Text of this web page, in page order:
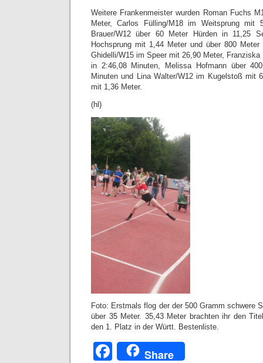
Weitere Frankenmeister wurden Roman Fuchs
Meter, Carlos Fülling/M18 im Weitsprung mit
Brauer/W12 über 60 Meter Hürden in 11,25
Hochsprung mit 1,44 Meter und über 800
Ghidelli/W15 im Speer mit 26,90 Meter, Franziska
in 2:46,08 Minuten, Melissa Hofmann über
Minuten und Lina Walter/W12 im Kugelstoß mit
mit 1,36 Meter.
(hl)
Foto: Erstmals flog der der 500 Gramm schwere
über 35 Meter. 35,43 Meter brachten ihr den
den 1. Platz in der Württ. Bestenliste.
Facebook
Share